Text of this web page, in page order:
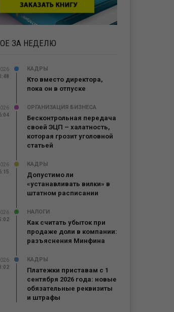
ЗА НЕДЕЛЮ
КАДРЫ
Кто вместо директора,
пока он в отпуске
ОРГАНИЗАЦИЯ БИЗНЕСА
Бесконтрольная передача
своей ЭЦП – халатность,
которая грозит уголовной
статьей
КАДРЫ
Допустимо ли
«устанавливать вилки» в
штатном расписании
НАЛОГИ
Как считать убыток при
продаже доли в компании:
разъяснения Минфина
КАДРЫ
Платежки приставам с 1
сентября 2026 года: новые
обязательные реквизиты
и штрафы